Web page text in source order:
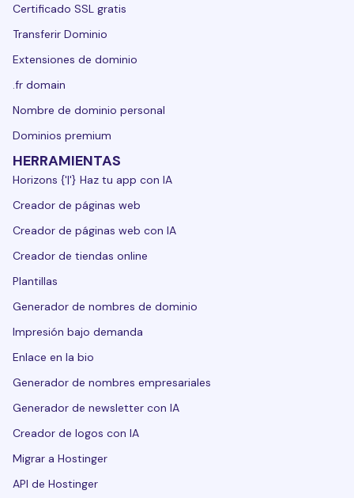
Certificado SSL gratis
Transferir Dominio
Extensiones de dominio
.fr domain
Nombre de dominio personal
Dominios premium
HERRAMIENTAS
Horizons {'|'} Haz tu app con IA
Creador de páginas web
Creador de páginas web con IA
Creador de tiendas online
Plantillas
Generador de nombres de dominio
Impresión bajo demanda
Enlace en la bio
Generador de nombres empresariales
Generador de newsletter con IA
Creador de logos con IA
Migrar a Hostinger
API de Hostinger